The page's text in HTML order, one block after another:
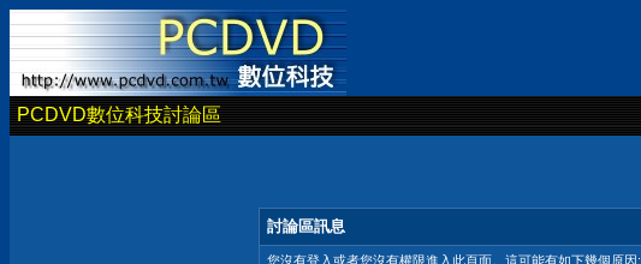
PCDVD數位科技討論區
討論區訊息
您沒有登入或者您沒有權限進入此頁面。這可能有如下幾個原因: